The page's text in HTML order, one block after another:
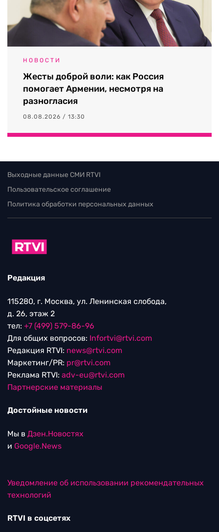
НОВОСТИ
Жесты доброй воли: как Россия
помогает Армении, несмотря на
разногласия
08.08.2026 / 13:30
Выходные данные СМИ RTVI
Пользовательское соглашение
Политика обработки персональных данных
Редакция
115280, г. Москва, ул. Ленинская слобода,
д. 26, этаж 2
тел: +7 (499) 579-86-96
Для общих вопросов: Infortvi@rtvi.com
Редакция RTVI: news@rtvi.com
Маркетинг/PR: pr@rtvi.com
Реклама RTVI: adv-eu@rtvi.com
Партнерские материалы
Достойные новости
Мы в Дзен.Новостях
и Google.News
Уведомление об использовании рекомендательных
технологий
RTVI в соцсетях